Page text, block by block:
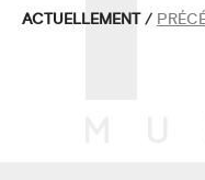
ACTUELLEMENT/